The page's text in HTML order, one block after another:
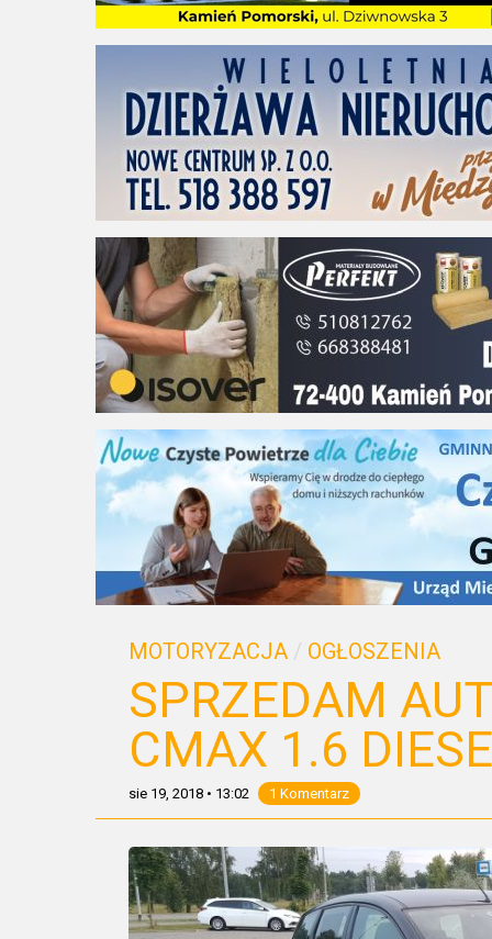
MOTORYZACJA / OGŁOSZENIA
SPRZEDAM
CMAX 1.6
sie 19, 2018 • 13:02 1 Komentarz